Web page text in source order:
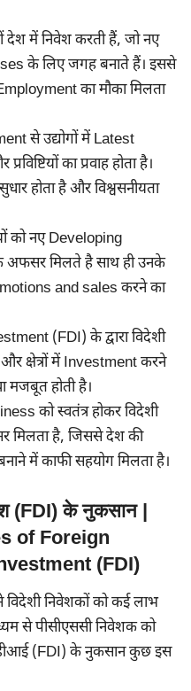
देश में निवेश करती हैं, जो नए
के लिए जगह बनाते हैं। इससे
का मौका मिलता
से उद्योगों में Latest
का प्रवाह होता है।
होता है और विश्वसनीयता
को नए Developing
अफसर मिलते है साथ ही उनके
and sales करने का
(FDI) के द्वारा विदेशी
क्षेत्रों में Investment करने
मजबूत होती है।
को स्वतंत्र होकर विदेशी
मिलता है, जिससे देश की
में काफी सहयोग मिलता है।
(FDI) के नुकसान |
of Foreign
(FDI)
निवेशकों को कई लाभ
से पीसीएससी निवेशक को
(FDI) के नुकसान कुछ इस